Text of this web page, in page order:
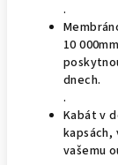
.
10
dnech.
.
Kabát v
vašemu